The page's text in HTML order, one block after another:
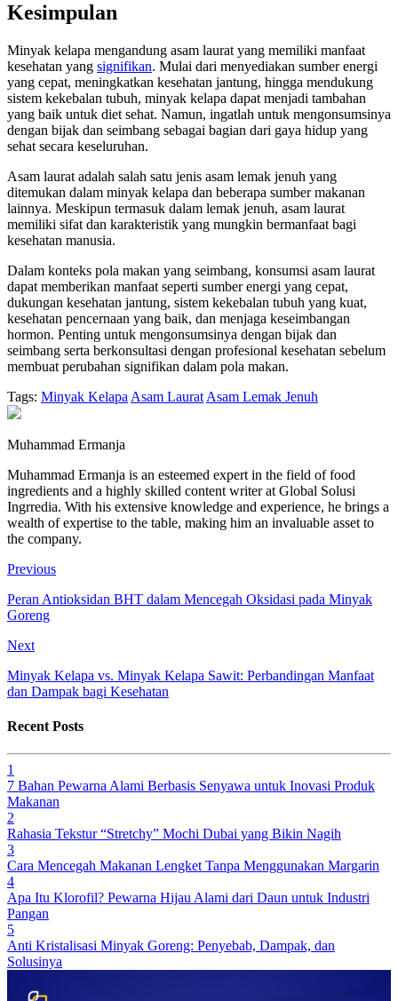
Kesimpulan
Minyak kelapa mengandung asam laurat yang memiliki manfaat
kesehatan yang signifikan. Mulai dari menyediakan sumber energi
yang cepat, meningkatkan kesehatan jantung, hingga mendukung
sistem kekebalan tubuh, minyak kelapa dapat menjadi tambahan
yang baik untuk diet sehat. Namun, ingatlah untuk mengonsumsinya
dengan bijak dan seimbang sebagai bagian dari gaya hidup yang
sehat secara keseluruhan.
Asam laurat adalah salah satu jenis asam lemak jenuh yang
ditemukan dalam minyak kelapa dan beberapa sumber makanan
lainnya. Meskipun termasuk dalam lemak jenuh, asam laurat
memiliki sifat dan karakteristik yang mungkin bermanfaat bagi
kesehatan manusia.
Dalam konteks pola makan yang seimbang, konsumsi asam laurat
dapat memberikan manfaat seperti sumber energi yang cepat,
dukungan kesehatan jantung, sistem kekebalan tubuh yang kuat,
kesehatan pencernaan yang baik, dan menjaga keseimbangan
hormon. Penting untuk mengonsumsinya dengan bijak dan
seimbang serta berkonsultasi dengan profesional kesehatan sebelum
membuat perubahan signifikan dalam pola makan.
Tags: Minyak Kelapa Asam Laurat Asam Lemak Jenuh
Muhammad Ermanja
Muhammad Ermanja is an esteemed expert in the field of food
ingredients and a highly skilled content writer at Global Solusi
Ingrredia. With his extensive knowledge and experience, he brings a
wealth of expertise to the table, making him an invaluable asset to
the company.
Previous
Peran Antioksidan BHT dalam Mencegah Oksidasi pada Minyak
Goreng
Next
Minyak Kelapa vs. Minyak Kelapa Sawit: Perbandingan Manfaat
dan Dampak bagi Kesehatan
Recent Posts
1
7 Bahan Pewarna Alami Berbasis Senyawa untuk Inovasi Produk
Makanan
2
Rahasia Tekstur “Stretchy” Mochi Dubai yang Bikin Nagih
3
Cara Mencegah Makanan Lengket Tanpa Menggunakan Margarin
4
Apa Itu Klorofil? Pewarna Hijau Alami dari Daun untuk Industri
Pangan
5
Anti Kristalisasi Minyak Goreng: Penyebab, Dampak, dan
Solusinya